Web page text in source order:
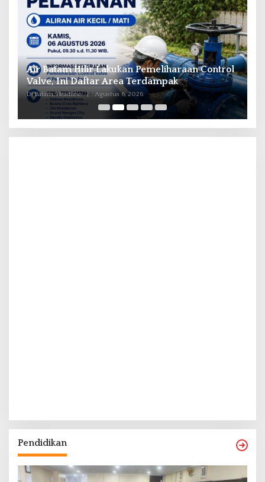
Air Batam Hilir Lakukan Pemeliharaan Control
Valve, Ini Daftar Area Terdampak
Di Batam, Headline | Agustus 6, 2026
Pendidikan